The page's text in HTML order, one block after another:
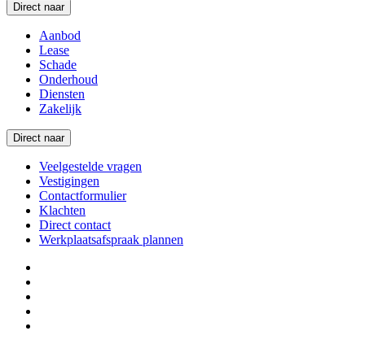
Direct naar
Aanbod
Lease
Schade
Onderhoud
Diensten
Zakelijk
Direct naar
Veelgestelde vragen
Vestigingen
Contactformulier
Klachten
Direct contact
Werkplaatsafspraak plannen